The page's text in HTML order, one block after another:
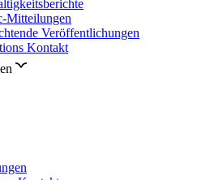
Mitteilungen
Veröffentlichungen
Kontakt